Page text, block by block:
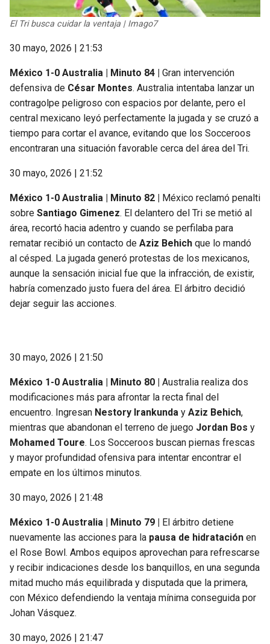
El Tri busca cuidar la ventaja | Imago7
30 mayo, 2026 | 21:53
México 1-0 Australia | Minuto 84 | Gran intervención
defensiva de César Montes. Australia intentaba lanzar un
contragolpe peligroso con espacios por delante, pero el
central mexicano leyó perfectamente la jugada y se cruzó a
tiempo para cortar el avance, evitando que los Socceroos
encontraran una situación favorable cerca del área del Tri.
30 mayo, 2026 | 21:52
México 1-0 Australia | Minuto 82 | México reclamó penalti
sobre Santiago Gimenez. El delantero del Tri se metió al
área, recortó hacia adentro y cuando se perfilaba para
rematar recibió un contacto de Aziz Behich que lo mandó
al césped. La jugada generó protestas de los mexicanos,
aunque la sensación inicial fue que la infracción, de existir,
habría comenzado justo fuera del área. El árbitro decidió
dejar seguir las acciones.
30 mayo, 2026 | 21:50
México 1-0 Australia | Minuto 80 | Australia realiza dos
modificaciones más para afrontar la recta final del
encuentro. Ingresan Nestory Irankunda y Aziz Behich,
mientras que abandonan el terreno de juego Jordan Bos y
Mohamed Toure. Los Socceroos buscan piernas frescas
y mayor profundidad ofensiva para intentar encontrar el
empate en los últimos minutos.
30 mayo, 2026 | 21:48
México 1-0 Australia | Minuto 79 | El árbitro detiene
nuevamente las acciones para la pausa de hidratación en
el Rose Bowl. Ambos equipos aprovechan para refrescarse
y recibir indicaciones desde los banquillos, en una segunda
mitad mucho más equilibrada y disputada que la primera,
con México defendiendo la ventaja mínima conseguida por
Johan Vásquez.
30 mayo, 2026 | 21:47